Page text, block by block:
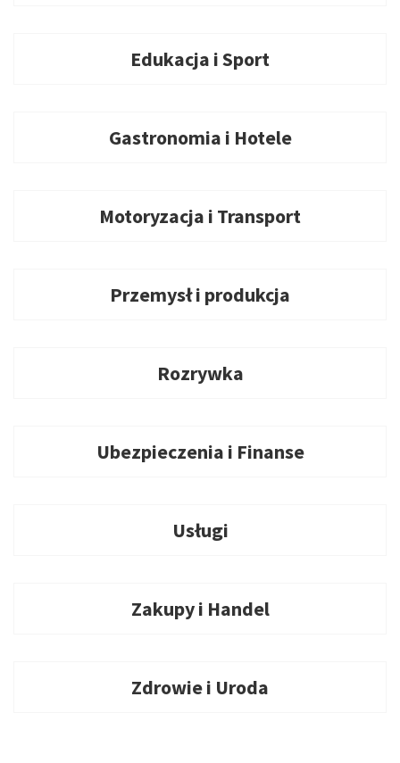
Edukacja i Sport
Gastronomia i Hotele
Motoryzacja i Transport
Przemysł i produkcja
Rozrywka
Ubezpieczenia i Finanse
Usługi
Zakupy i Handel
Zdrowie i Uroda